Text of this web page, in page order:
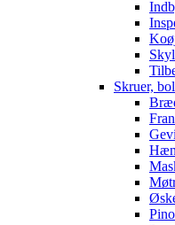
Skruer,